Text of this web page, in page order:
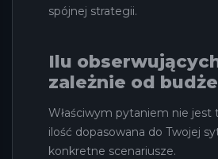
spójnej strategii.
Ilu
zależnie od
Właściwym pytaniem nie jest
ilość dopasowana do Twojej
konkretne scenariusze.